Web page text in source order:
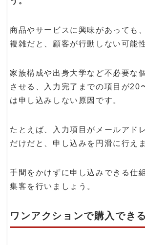
商品やサービスに興味があっても
複雑だと、顧客が行動しない可能
家族構成や出身大学など不必要な
させる、入力完了までの項目が20
は申し込みしない原因です。
たとえば、入力項目がメールアド
だけだと、申し込みを円滑に行え
手間をかけずに申し込みできる仕
集客を行いましょう。
ワンアクションで購入でき